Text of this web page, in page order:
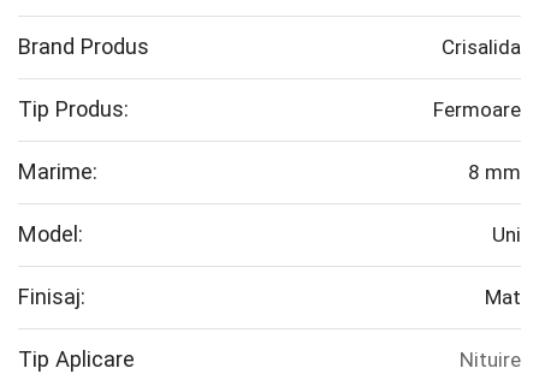
Brand Produs Crisalida
Tip Produs: Fermoare
Marime: 8 mm
Model: Uni
Finisaj: Mat
Tip Aplicare Nituire